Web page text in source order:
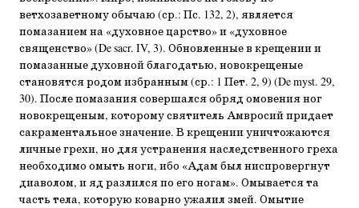
ветхозаветному обычаю (ср.: Пс. 132, 2), является
помазанием на «духовное царство» и «духовное
священство» (De sacr. IV, 3). Обновленные в крещении и
помазанные духовной благодатью, новокрещеные
становятся родом избранным (ср.: 1 Пет. 2, 9) (De myst. 29,
30). После помазания совершался обряд омовения ног
новокрещеным, которому святитель Амвросий придает
сакраментальное значение. В крещении уничтожаются
личные грехи, но для устранения наследственного греха
необходимо омыть ноги, ибо «Адам был ниспровергнут
диаволом, и яд разлился по его ногам». Омывается та
часть тела, которую коварно ужалил змей. Омытие